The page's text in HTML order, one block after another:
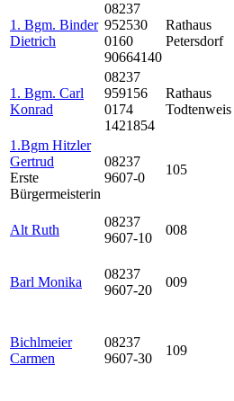
1. Bgm. Binder
Dietrich
08237
952530
0160
90664140
Rathaus
Petersdorf
1. Bgm. Carl
Konrad
08237
959156
0174
1421854
Rathaus
Todtenweis
1.Bgm Hitzler
Gertrud
Erste
Bürgermeisterin
08237
9607-0
105
Alt Ruth
08237
9607-10
008
Barl Monika
08237
9607-20
009
Bichlmeier
Carmen
08237
9607-30
109